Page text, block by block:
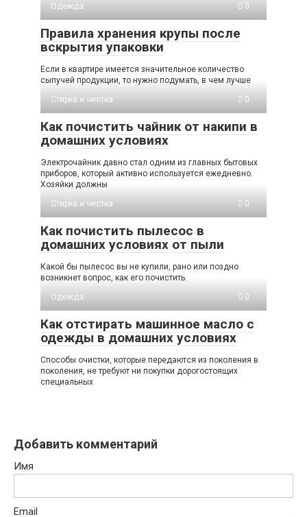
Одежда
0
Правила хранения крупы после
вскрытия упаковки
Если в квартире имеется значительное количество
сыпучей продукции, то нужно подумать, в чем лучше
Стирка и чистка
0
Как почистить чайник от накипи в
домашних условиях
Электрочайник давно стал одним из главных бытовых
приборов, который активно используется ежедневно.
Хозяйки должны
Стирка и чистка
0
Как почистить пылесос в
домашних условиях от пыли
Какой бы пылесос вы не купили, рано или поздно
возникнет вопрос, как его почистить.
Одежда
0
Как отстирать машинное масло с
одежды в домашних условиях
Способы очистки, которые передаются из поколения в
поколения, не требуют ни покупки дорогостоящих
специальных
Добавить комментарий
Имя
Email